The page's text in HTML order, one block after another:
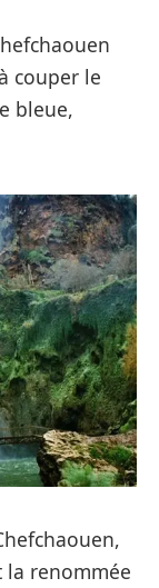
couper le
bleue,
la renommée